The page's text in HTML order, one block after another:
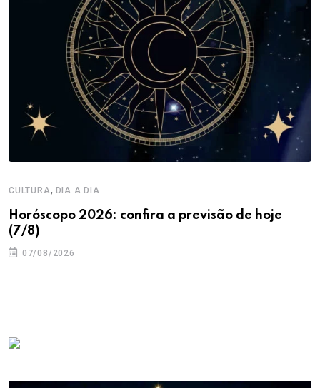
CULTURA, DIA A DIA
Horóscopo 2026: confira a previsão de hoje
(7/8)
07/08/2026